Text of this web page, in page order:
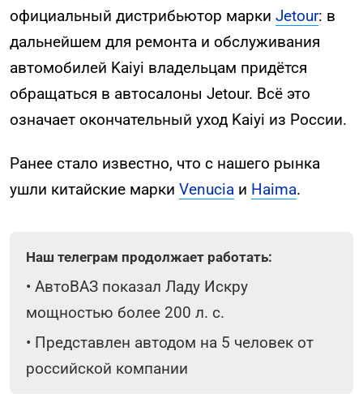
официальный дистрибьютор марки Jetour: в
дальнейшем для ремонта и обслуживания
автомобилей Kaiyi владельцам придётся
обращаться в автосалоны Jetour. Всё это
означает окончательный уход Kaiyi из России.
Ранее стало известно, что с нашего рынка
ушли китайские марки Venucia и Haima.
Наш телеграм продолжает работать:
• АвтоВАЗ показал Ладу Искру
мощностью более 200 л. с.
• Представлен автодом на 5 человек от
российской компании